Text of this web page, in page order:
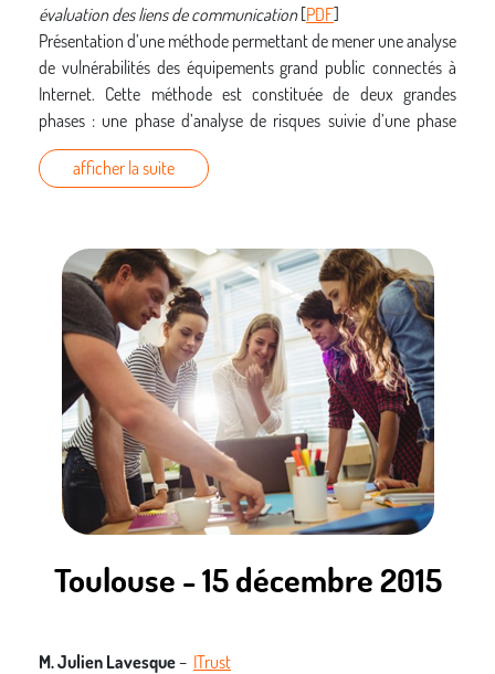
évaluation des liens de communication[PDF]
Présentation d’une méthode permettant de mener une analyse
de vulnérabilités des équipements grand public connectés à
Internet. Cette méthode est constituée de deux grandes
phases : une phase d’analyse de risques suivie d’une phase
d’expérimentations. Afin d’illustrer la méthode globale, seront
présentés deux cas d’étude : les box ADSL et les téléviseurs
l’exploitation des failles de sécurité identifiées.
afficher la suite
Toulouse - 15 décembre 2015
M. Julien Lavesque– ITrust